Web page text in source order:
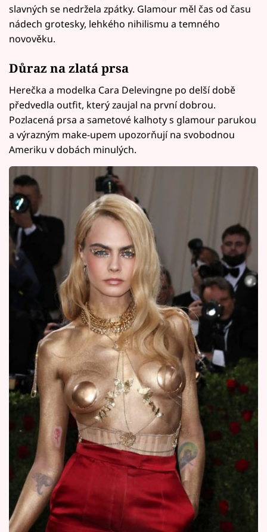
slavných se nedržela zpátky. Glamour měl čas od času
nádech grotesky, lehkého nihilismu a temného
novověku.
Důraz na zlatá prsa
Herečka a modelka Cara Delevingne po delší době
předvedla outfit, který zaujal na první dobrou.
Pozlacená prsa a sametové kalhoty s glamour parukou
a výrazným make-upem upozorňují na svobodnou
Ameriku v dobách minulých.